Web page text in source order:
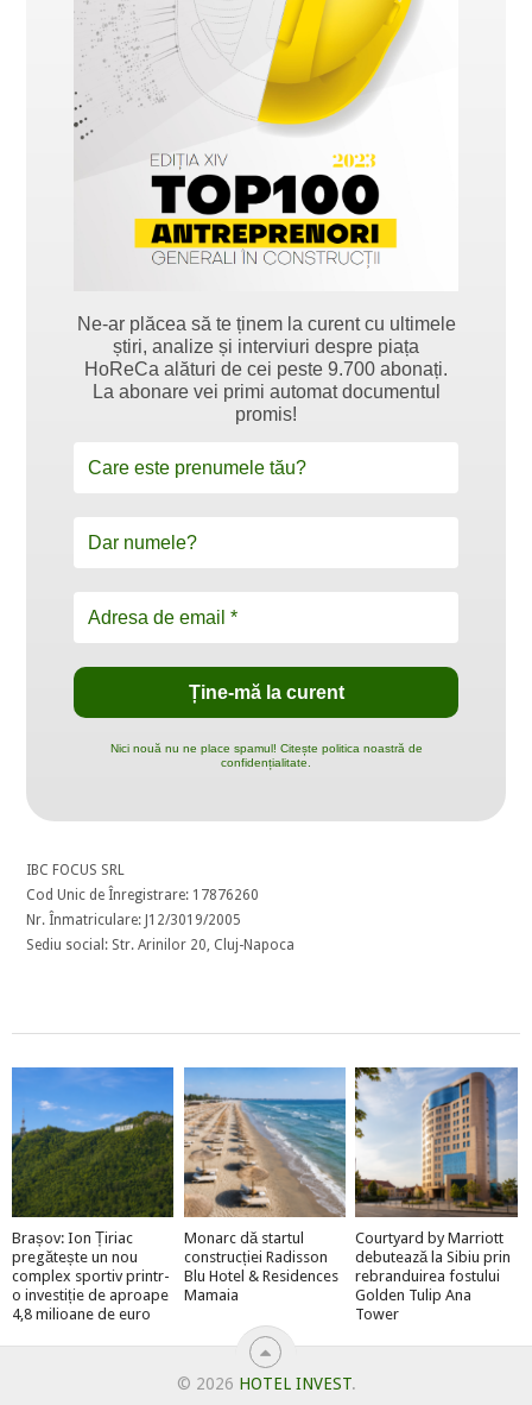
Ne-ar plăcea să te ținem la curent cu ultimele
știri, analize și interviuri despre piața
HoReCa alături de cei peste 9.700 abonați.
La abonare vei primi automat documentul
promis!
Nici nouă nu ne place spamul! Citește politica noastră de
confidențialitate.
IBC FOCUS SRL
Cod Unic de Înregistrare: 17876260
Nr. Înmatriculare: J12/3019/2005
Sediu social: Str. Arinilor 20, Cluj-Napoca
Brașov: Ion Țiriac
pregătește un nou
complex sportiv printr-
o investiție de aproape
4,8 milioane de euro
Monarc dă startul
construcției Radisson
Blu Hotel & Residences
Mamaia
Courtyard by Marriott
debutează la Sibiu prin
rebranduirea fostului
Golden Tulip Ana
Tower
© 2026 HOTEL INVEST.